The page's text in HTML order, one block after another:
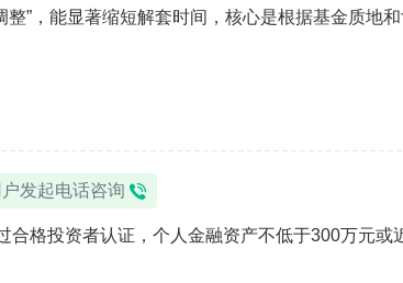
”，能显著缩短解套时间，核心是根据基金质地
发起电话咨询
格投资者认证，个人金融资产不低于300万元